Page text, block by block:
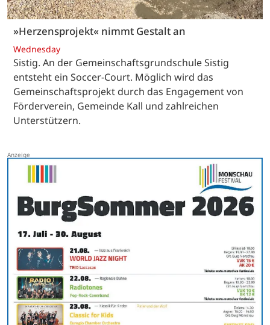
»Herzensprojekt« nimmt Gestalt an
Wednesday
Sistig. An der Gemeinschaftsgrundschule Sistig
entsteht ein Soccer-Court. Möglich wird das
Gemeinschaftsprojekt durch das Engagement von
Förderverein, Gemeinde Kall und zahlreichen
Unterstützern.